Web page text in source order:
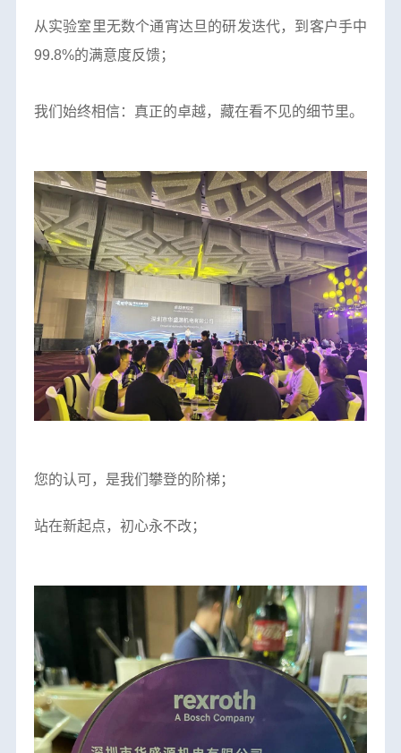
从实验室里无数个通宵达旦的研发迭代，到客户手中
99.8%的满意度反馈；
我们始终相信：真正的卓越，藏在看不见的细节里。
您的认可，是我们攀登的阶梯；
站在新起点，初心永不改；